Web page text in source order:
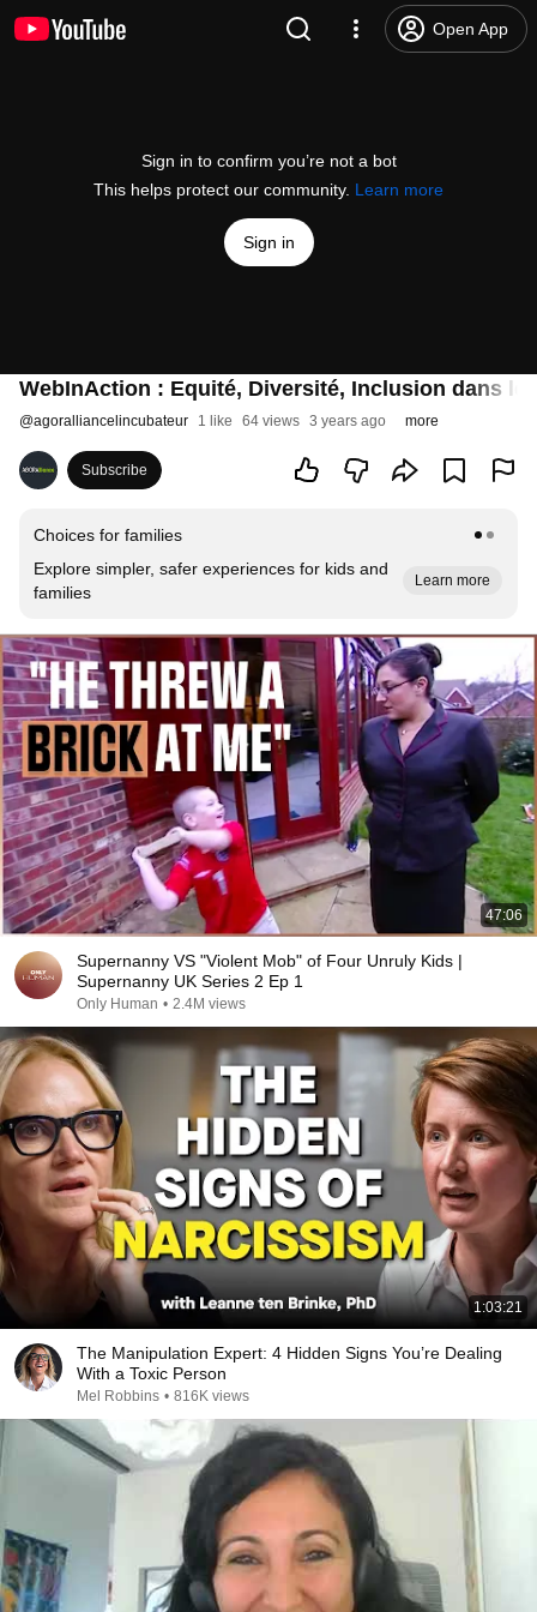
Open App
Sign in to confirm you’re not a bot
This helps protect our community. Learn more
Sign in
WebInAction : Equité, Diversité, Inclusion dans
@agoralliancelincubateur 1 like 64 views 3 years ago more
Subscribe
Choices for families
Explore simpler, safer experiences for kids and
families
Learn more
47:06
Supernanny VS "Violent Mob" of Four Unruly Kids |
Supernanny UK Series 2 Ep 1
Only Human • 2.4M views
1:03:21
The Manipulation Expert: 4 Hidden Signs You’re Dealing
With a Toxic Person
Mel Robbins • 816K views